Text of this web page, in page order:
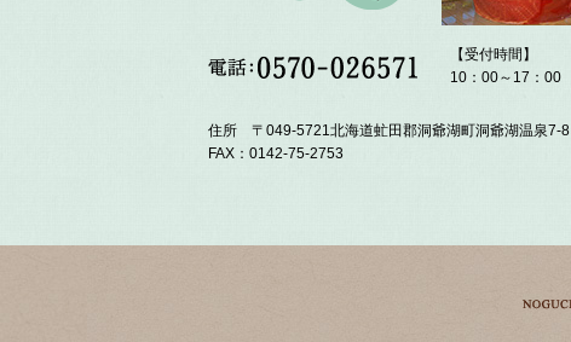
【受付時間】
10：00～17：00
住所 〒049-5721北海道虻田郡洞爺湖町洞爺湖温泉7-8
FAX：0142-75-2753